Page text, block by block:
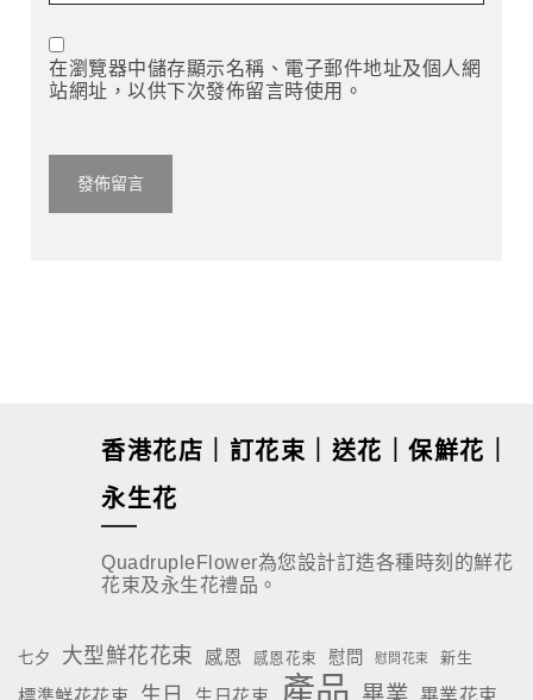
在瀏覽器中儲存顯示名稱、電子郵件地址及個人網
站網址，以供下次發佈留言時使用。
香港花店｜訂花束｜送花｜保鮮花｜
永生花
QuadrupleFlower為您設計訂造各種時刻的鮮花
花束及永生花禮品。
七夕 大型鮮花花束 感恩 感恩花束 慰問 慰問花束 新生
標準鮮花花束 生日 生日花束 產品 畢業 畢業花束